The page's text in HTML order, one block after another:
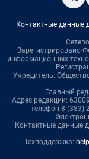
Контактные данные
Зарегистрировано
информационных
Учредитель:
Главный
Адрес редакции:
телефон 8 (383)
Контактные данные
Техподдержка: